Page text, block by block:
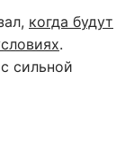
когда будут
.
сильной